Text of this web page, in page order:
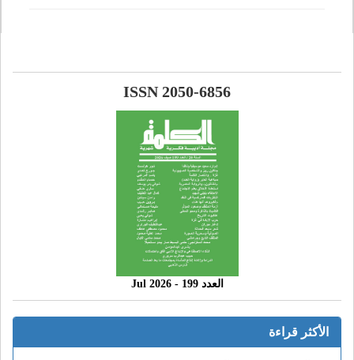
ISSN 2050-6856
العدد 199 - 2026 Jul
الأكثر قراءة